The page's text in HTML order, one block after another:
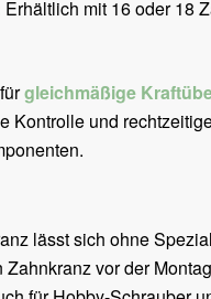
Erhältlich mit 16 oder 18
gleichmäßige
Kontrolle und
lässt sich ohne
vor der